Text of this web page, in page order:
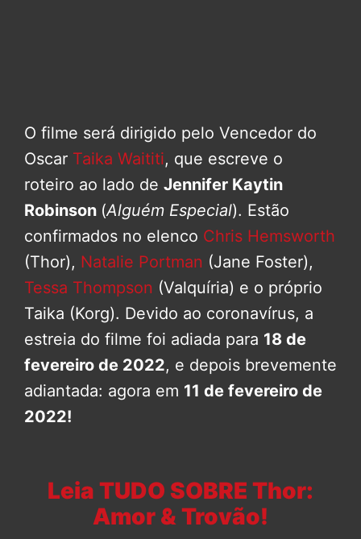
O filme será dirigido pelo Vencedor do
Oscar Taika Waititi, que escreve o
roteiro ao lado de Jennifer Kaytin
Robinson (Alguém Especial). Estão
confirmados no elenco Chris Hemsworth
(Thor), Natalie Portman (Jane Foster),
Tessa Thompson (Valquíria) e o próprio
Taika (Korg). Devido ao coronavírus, a
estreia do filme foi adiada para 18 de
fevereiro de 2022, e depois brevemente
adiantada: agora em 11 de fevereiro de
2022!
Leia TUDO SOBRE Thor:
Amor & Trovão!